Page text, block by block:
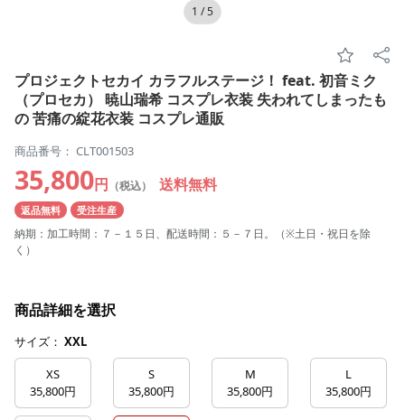
1 /5
プロジェクトセカイ カラフルステージ！ feat. 初音ミク
（プロセカ） 暁山瑞希 コスプレ衣装 失われてしまったも
の 苦痛の綻花衣装 コスプレ通販
商品番号： CLT001503
35,800円 （税込） 送料無料
返品無料 受注生産
納期：加工時間：７－１５日、配送時間：５－７日。（※土日・祝日を除
く）
商品詳細を選択
サイズ： XXL
XS
35,800円
S
35,800円
M
35,800円
L
35,800円